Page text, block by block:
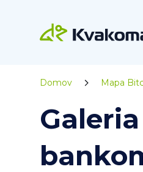
Domov Mapa